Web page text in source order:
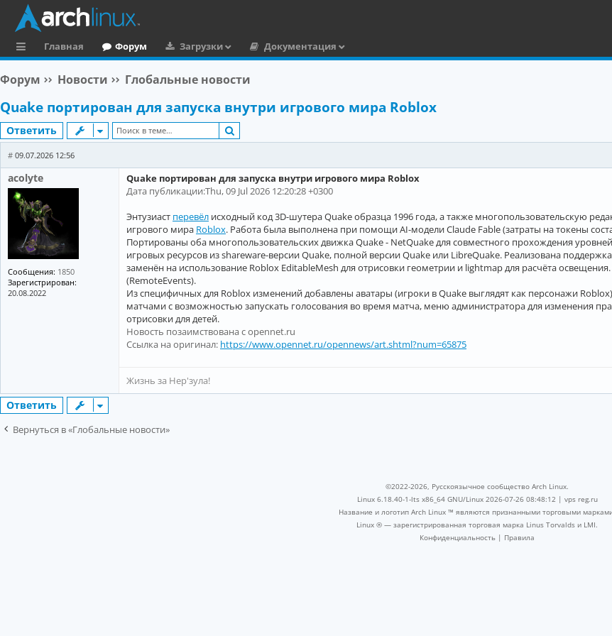
ы
л
к
и
Главная Форум Загрузки
Документация
Форум Новости Глобальные новости
Quake портирован для запуска внутри игрового мира Roblox
Ответить
acolyte
Сообщения: 1850
Зарегистрирован:
20.08.2022
# 09.07.2026 12:56
Quake портирован для запуска внутри игрового мира Roblox
Дата публикации:Thu, 09 Jul 2026 12:20:28 +0300
Энтузиаст перевёл исходный код 3D-шутера Quake образца 1996 года, а также многопользовательскую
игрового мира Roblox. Работа была выполнена при помощи AI-модели Claude Fable (затраты на токены
Портированы оба многопользовательских движка Quake - NetQuake для совместного прохождения
игровых ресурсов из shareware-версии Quake, полной версии Quake или LibreQuake. Реализована
заменён на использование Roblox EditableMesh для отрисовки геометрии и lightmap для расчёта
(RemoteEvents).
Из специфичных для Roblox изменений добавлены аватары (игроки в Quake выглядят как персонажи
матчами c возможностью запускать голосования во время матча, меню администратора для изменения
отрисовки для детей.
Новость позаимствована с opennet.ru
Ссылка на оригинал: https://www.opennet.ru/opennews/art.shtml?num=65875
Жизнь за Нер'зула!
Ответить
Вернуться в «Глобальные новости»
©2022-2026, Русскоязычное сообщество Arch Linux.
Linux 6.18.40-1-lts x86_64 GNU/Linux 2026-07-26 08:48:12 | vps reg.ru
Название и логотип Arch Linux ™ являются признанными торговыми
Linux ® — зарегистрированная торговая марка Linus Torvalds и LMI.
Конфиденциальность | Правила